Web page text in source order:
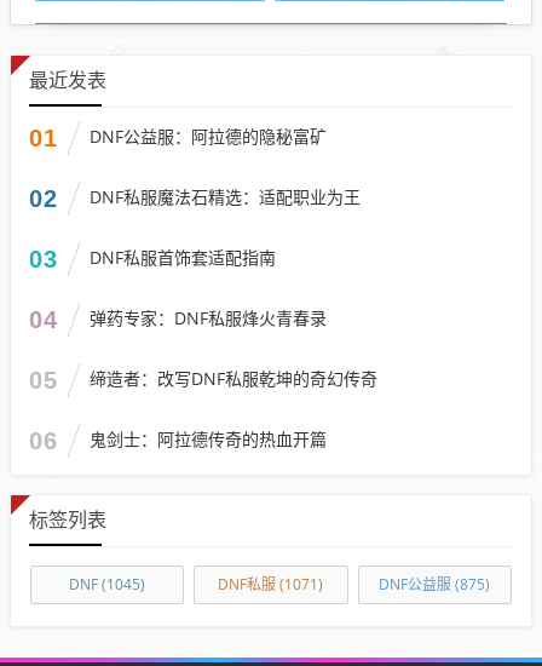
最近发表
01 DNF公益服：阿拉德的隐秘富矿
02 DNF私服魔法石精选：适配职业为王
03 DNF私服首饰套适配指南
04 弹药专家：DNF私服烽火青春录
05 缔造者：改写DNF私服乾坤的奇幻传奇
06 鬼剑士：阿拉德传奇的热血开篇
标签列表
DNF(1045) DNF私服(1071) DNF公益服(875)